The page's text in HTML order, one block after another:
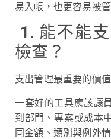
易入帳，也更容易被
1. 能不能
檢查？
支出管理最重要的價
一套好的工具應該讓
到部門、專案或成本
同金額、類別與例外